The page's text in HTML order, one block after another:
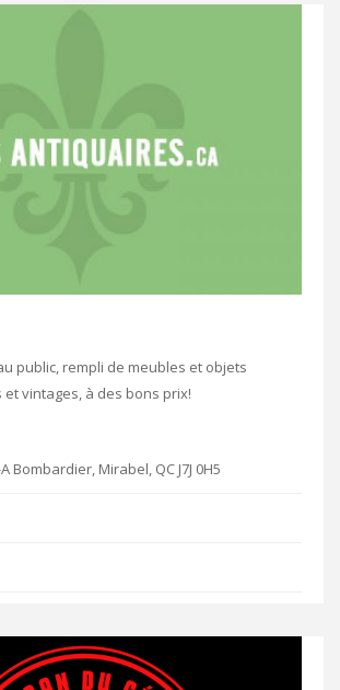
public, rempli de meubles et objets
vintages, à des bons prix!
Bombardier, Mirabel, QC J7J 0H5